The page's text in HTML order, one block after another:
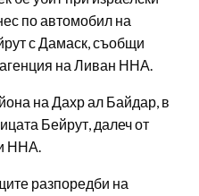
по автомобил на
с Дамаск, съобщи
на Ливан ННА.
на Дахр ал Байдар, в
Бейрут, далеч от
ННА.
разпоредби на